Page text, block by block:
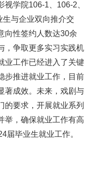
学院106-1、106-2、
与企业双向推介交
向性签约人数达30余
，争取更多实习实践机
业工作已经进入了关键
步推进就业工作，目前
著成效。未来，戏剧与
的要求，开展就业系列
举，确保就业工作有高
届毕业生就业工作。